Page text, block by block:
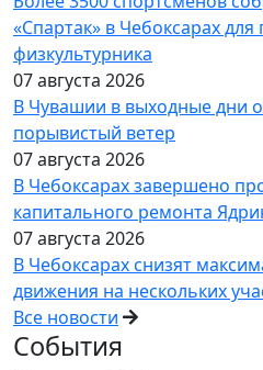
«Спартак» в Чебоксарах
физкультурника
07 августа 2026
В Чувашии в выходные дни
порывистый ветер
07 августа 2026
В Чебоксарах завершено
капитального ремонта
07 августа 2026
В Чебоксарах снизят
движения на нескольких
Все новости
События